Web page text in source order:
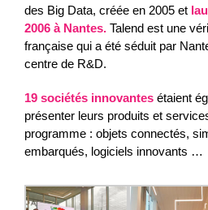
des Big Data, créée en 2005 et
2006 à Nantes. Talend est une
française qui a été séduit par
centre de R&D.
19 sociétés innovantes étaient
présenter leurs produits et
programme : objets connectés,
embarqués, logiciels innovants …